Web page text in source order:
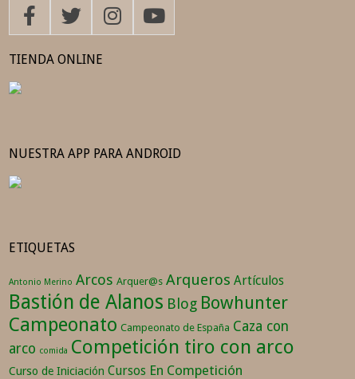
TIENDA ONLINE
NUESTRA APP PARA ANDROID
ETIQUETAS
Antonio Merino Arcos Arquer@s Arqueros Artículos
Bastión de Alanos Blog Bowhunter
Campeonato Campeonato de España Caza con
arco comida Competición tiro con arco
Curso de Iniciación Cursos En Competición